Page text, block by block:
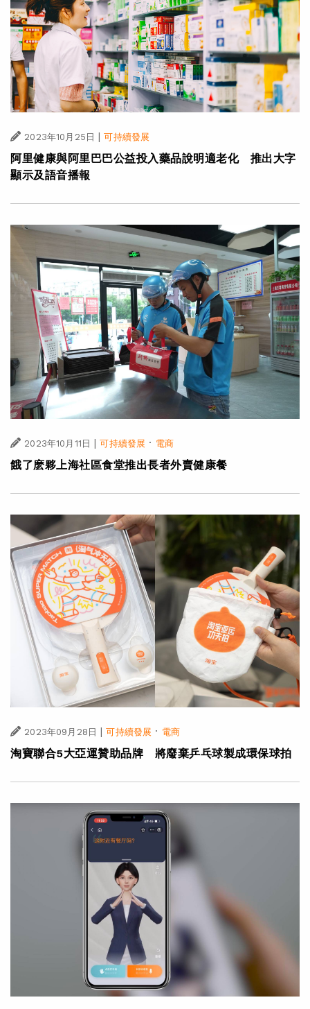
2023年10月25日 可持續發展
阿里健康與阿里巴巴公益投入藥品說明適老化 推出大字
顯示及語音播報
2023年10月11日 | 可持續發展 · 電商
餓了麽夥上海社區食堂推出長者外賣健康餐
2023年09月28日 可持續發展 · 電商
淘寶聯合5大亞運贊助品牌 將廢棄乒乓球製成環保球拍